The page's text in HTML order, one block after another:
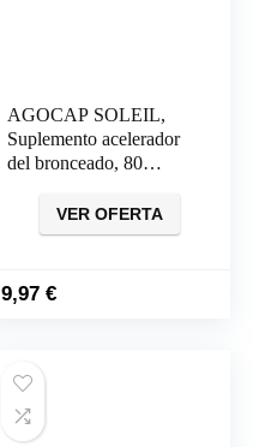
AGOCAP SOLEIL,
Suplemento acelerador
del bronceado, 80
VER OFERTA
9,97€